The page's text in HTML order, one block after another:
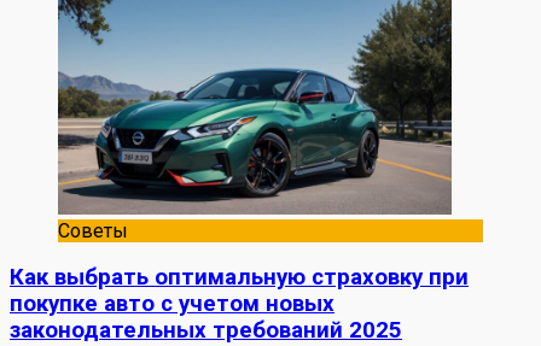
Советы
Как выбрать оптимальную страховку при
покупке авто с учетом новых
законодательных требований 2025